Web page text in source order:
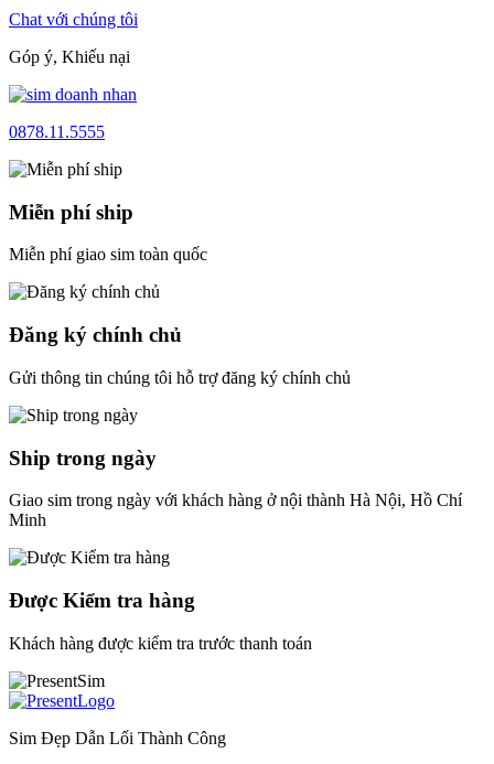
Chat với chúng tôi
Góp ý, Khiếu nại
0878.11.5555
Miễn phí ship
Miễn phí giao sim toàn quốc
Đăng ký chính chủ
Gửi thông tin chúng tôi hỗ trợ đăng ký chính chủ
Ship trong ngày
Giao sim trong ngày với khách hàng ở nội thành Hà Nội, Hồ Chí
Minh
Được Kiểm tra hàng
Khách hàng được kiểm tra trước thanh toán
Sim Đẹp Dẫn Lối Thành Công